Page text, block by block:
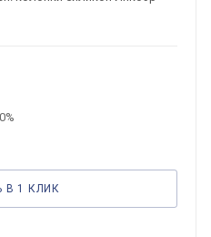
В 1 КЛИК